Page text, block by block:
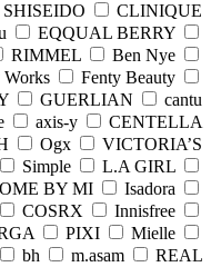
SHISEIDO
CLINIQUE
EQQUAL BERRY
RIMMEL
Ben Nye
Fenty Beauty
GUERLIAN
cantu
axis-y
CENTELLA
Ogx
VICTORIA’S
Simple
L.A GIRL
BY MI
Isadora
COSRX
Innisfree
PIXI
Mielle
bh m.asam
REAL